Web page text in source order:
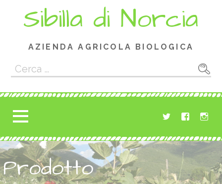
Sibilla di Norcia
AZIENDA AGRICOLA BIOLOGICA
Ricerca
per:
Prodotto